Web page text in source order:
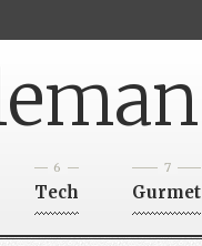
6
Tech
7
Gurmet